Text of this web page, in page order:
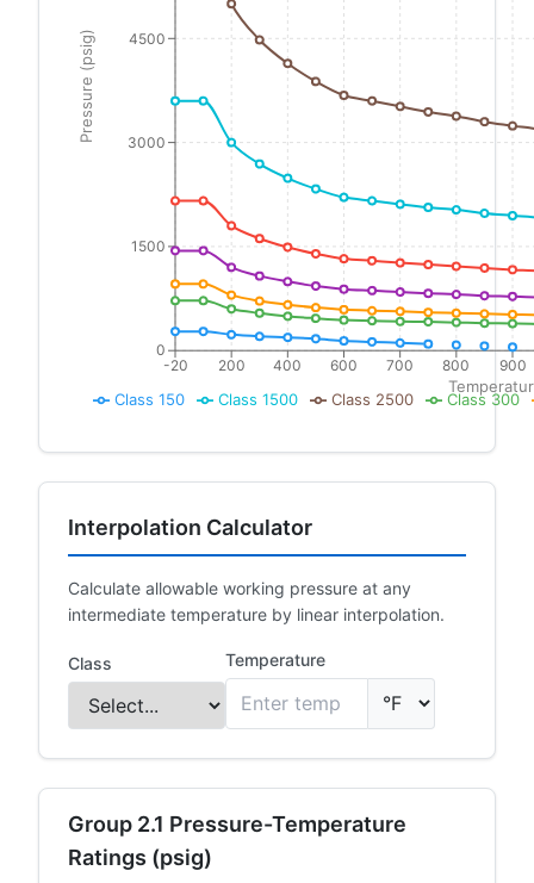
Class 150 Class 1500 Class 2500 Class 300
-20 200 400 600 700 800 900
0
1500
3000
4500
Pressure (psig)
Interpolation Calculator
Calculate allowable working pressure at any
intermediate temperature by linear interpolation.
Class Temperature
Group 2.1 Pressure-Temperature
Ratings (psig)